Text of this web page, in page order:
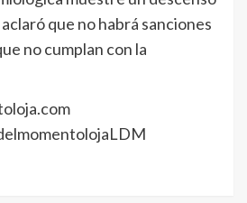
que no habrá sanciones
no cumplan con la